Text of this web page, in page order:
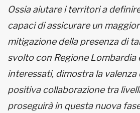
Ossia aiutare i territori a
capaci di assicurare un
mitigazione della presenza di
svolto con Regione Lombardia
interessati, dimostra la valenza
positiva collaborazione tra
proseguirà in questa nuova